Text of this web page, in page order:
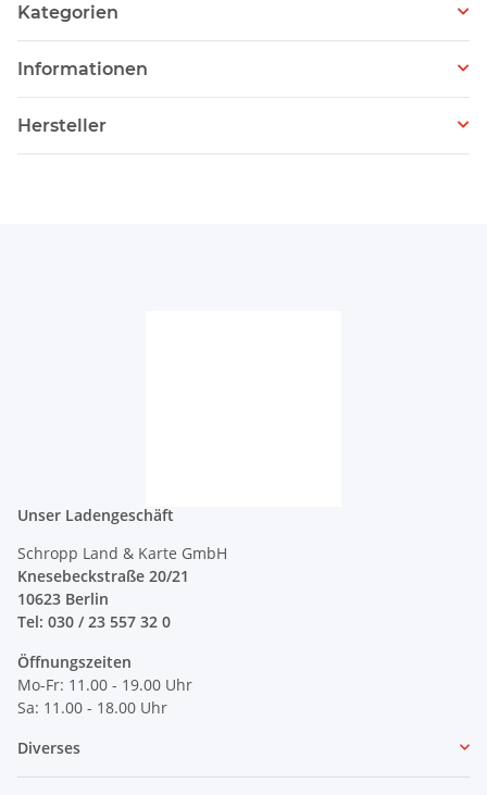
Kategorien
Informationen
Hersteller
Unser Ladengeschäft
Schropp Land & Karte GmbH
Knesebeckstraße 20/21
10623 Berlin
Tel: 030 / 23 557 32 0
Öffnungszeiten
Mo-Fr: 11.00 - 19.00 Uhr
Sa: 11.00 - 18.00 Uhr
Diverses